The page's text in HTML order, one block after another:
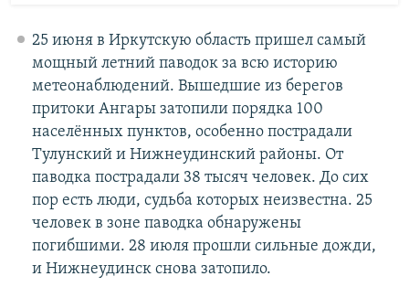
25 июня в Иркутскую область пришел самый
мощный летний паводок за всю историю
метеонаблюдений. Вышедшие из берегов
притоки Ангары затопили порядка 100
населённых пунктов, особенно пострадали
Тулунский и Нижнеудинский районы. От
паводка пострадали 38 тысяч человек. До сих
пор есть люди, судьба которых неизвестна. 25
человек в зоне паводка обнаружены
погибшими. 28 июля прошли сильные дожди,
и Нижнеудинск снова затопило.